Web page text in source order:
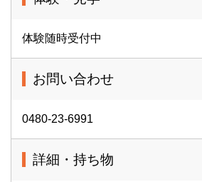
体験随時受付中
お問い合わせ
0480-23-6991
詳細・持ち物